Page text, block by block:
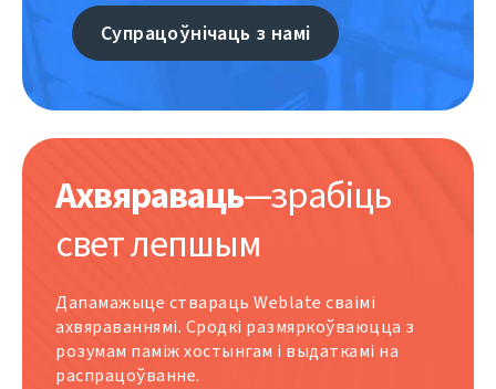
Супрацоўнічаць з намі
Ахвяраваць—зрабіць
свет лепшым
Дапамажыце ствараць Weblate сваімі
ахвяраваннямі. Сродкі размяркоўваюцца з
розумам паміж хостынгам і выдаткамі на
распрацоўванне.